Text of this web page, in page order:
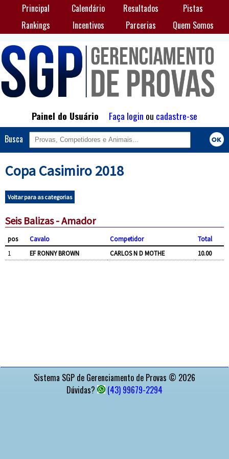
Principal Calendário Resultados
Pistas
Rankings
Incentivos Parcerias Quem Somos
Painel do Usuário Faça login ou cadastre-se
Busca
Copa Casimiro 2018
Voltar para as categorias
Seis Balizas - Amador
pos Cavalo Competidor
Total
1
EF RONNY BROWN CARLOS N D MOTHE 10.00
Sistema SGP de Gerenciamento de Provas © 2026
Dúvidas?
(43) 99679-2294